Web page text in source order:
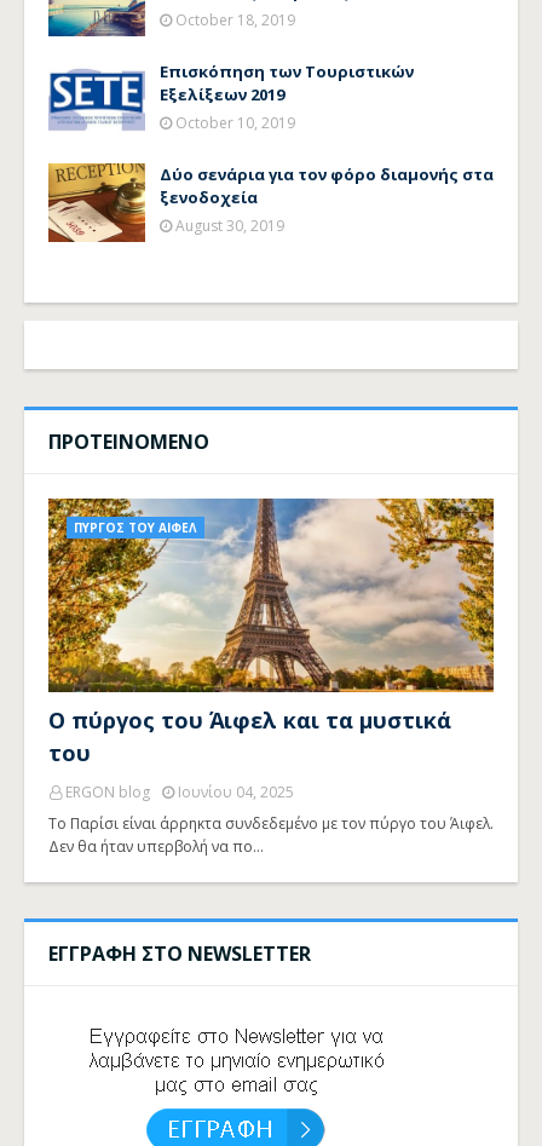
October 18, 2019
Επισκόπηση των Τουριστικών
Εξελίξεων 2019
October 10, 2019
Δύο σενάρια για τον φόρο διαμονής στα
ξενοδοχεία
August 30, 2019
ΠΡΟΤΕΙΝΟΜΕΝΟ
ΠΥΡΓΟΣ ΤΟΥ ΑΙΦΕΛ
Ο πύργος του Άιφελ και τα μυστικά
του
ERGON blog
Ιουνίου 04, 2025
Το Παρίσι είναι άρρηκτα συνδεδεμένο με τον πύργο του Άιφελ.
Δεν θα ήταν υπερβολή να πο…
ΕΓΓΡΑΦΗ ΣΤΟ NEWSLETTER